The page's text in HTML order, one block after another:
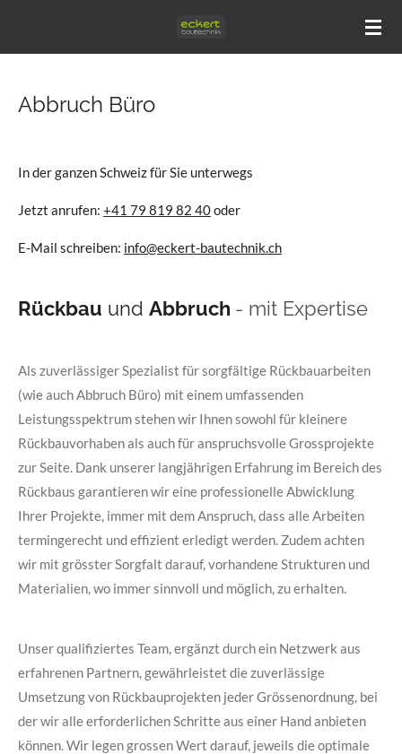
Abbruch Büro
In der ganzen Schweiz für Sie unterwegs
Jetzt anrufen: +41 79 819 82 40oder
E-Mail schreiben: info@eckert-bautechnik.ch
Rückbau und Abbruch - mit Expertise
Als zuverlässiger Spezialist für sorgfältige Rückbauarbeiten
(wie auch Abbruch Büro) mit einem umfassenden
Leistungsspektrum stehen wir Ihnen sowohl für kleinere
Rückbauvorhaben als auch für anspruchsvolle Grossprojekte
zur Seite. Dank unserer langjährigen Erfahrung im Bereich des
Rückbaus garantieren wir eine professionelle Abwicklung
Ihrer Projekte, immer mit dem Anspruch, dass alle Arbeiten
termingerecht und effizient erledigt werden. Zudem achten
wir mit grösster Sorgfalt darauf, vorhandene Strukturen und
Materialien, wo immer sinnvoll und möglich, zu erhalten.
Unser qualifiziertes Team, ergänzt durch ein Netzwerk aus
erfahrenen Partnern, gewährleistet die zuverlässige
Umsetzung von Rückbauprojekten jeder Grössenordnung, bei
der wir alle erforderlichen Schritte aus einer Hand anbieten
können. Wir legen grossen Wert darauf, jeweils die optimale